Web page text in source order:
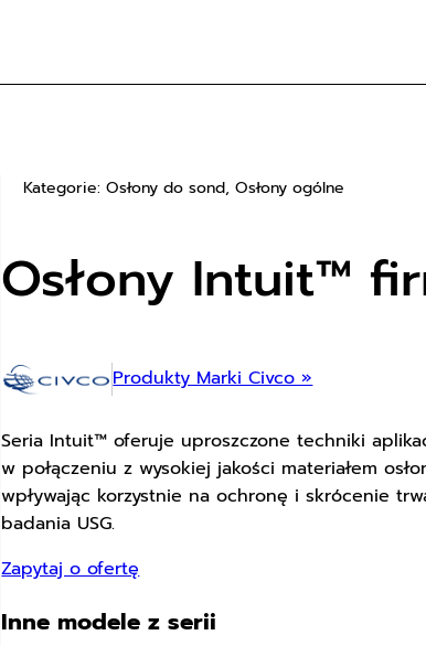
Kategorie: Osłony do sond, Osłony ogólne
Osłony Intuit™
Produkty Marki Civco »
Seria Intuit™ oferuje uproszczone techniki
w połączeniu z wysokiej jakości materiałem
wpływając korzystnie na ochronę i skrócenie
badania USG.
Zapytaj o ofertę
Inne modele z serii